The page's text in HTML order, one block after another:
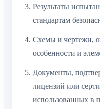
Результаты
стандартам
Схемы и чертежи,
особенности и
Документы,
лицензий или
использованных в